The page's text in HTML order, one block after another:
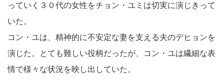
っていく３０代の女性をチョン・ユミは切実に演じきって
いた。
コン・ユは、精神的に不安定な妻を支える夫のデヒョンを
演じた。とても難しい役柄だったが、コン・ユは繊細な表
情で様々な状況を映し出していた。